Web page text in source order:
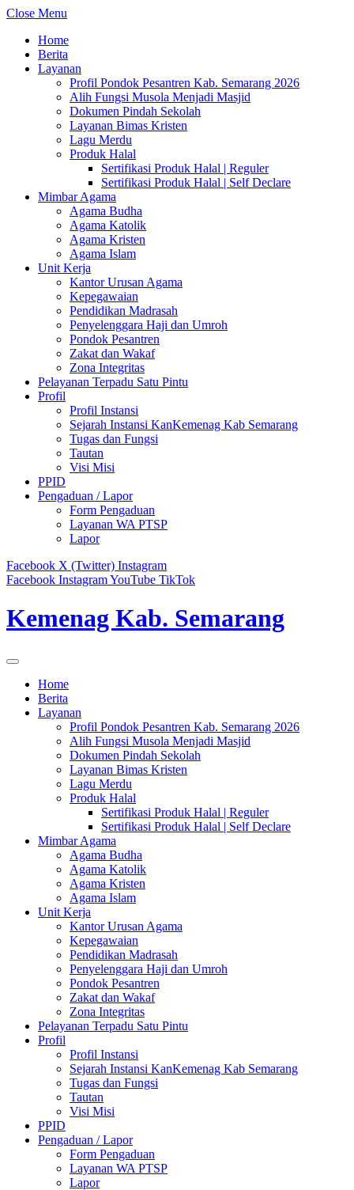
Close Menu
Home
Berita
Layanan
Profil Pondok Pesantren Kab. Semarang 2026
Alih Fungsi Musola Menjadi Masjid
Dokumen Pindah Sekolah
Layanan Bimas Kristen
Lagu Merdu
Produk Halal
Sertifikasi Produk Halal | Reguler
Sertifikasi Produk Halal | Self Declare
Mimbar Agama
Agama Budha
Agama Katolik
Agama Kristen
Agama Islam
Unit Kerja
Kantor Urusan Agama
Kepegawaian
Pendidikan Madrasah
Penyelenggara Haji dan Umroh
Pondok Pesantren
Zakat dan Wakaf
Zona Integritas
Pelayanan Terpadu Satu Pintu
Profil
Profil Instansi
Sejarah Instansi KanKemenag Kab Semarang
Tugas dan Fungsi
Tautan
Visi Misi
PPID
Pengaduan / Lapor
Form Pengaduan
Layanan WA PTSP
Lapor
Facebook X (Twitter) Instagram
Facebook InstagramYouTube TikTok
Kemenag Kab. Semarang
Home
Berita
Layanan
Profil Pondok Pesantren Kab. Semarang 2026
Alih Fungsi Musola Menjadi Masjid
Dokumen Pindah Sekolah
Layanan Bimas Kristen
Lagu Merdu
Produk Halal
Sertifikasi Produk Halal | Reguler
Sertifikasi Produk Halal | Self Declare
Mimbar Agama
Agama Budha
Agama Katolik
Agama Kristen
Agama Islam
Unit Kerja
Kantor Urusan Agama
Kepegawaian
Pendidikan Madrasah
Penyelenggara Haji dan Umroh
Pondok Pesantren
Zakat dan Wakaf
Zona Integritas
Pelayanan Terpadu Satu Pintu
Profil
Profil Instansi
Sejarah Instansi KanKemenag Kab Semarang
Tugas dan Fungsi
Tautan
Visi Misi
PPID
Pengaduan / Lapor
Form Pengaduan
Layanan WA PTSP
Lapor